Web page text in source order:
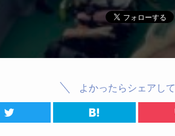
よかったらシェアして